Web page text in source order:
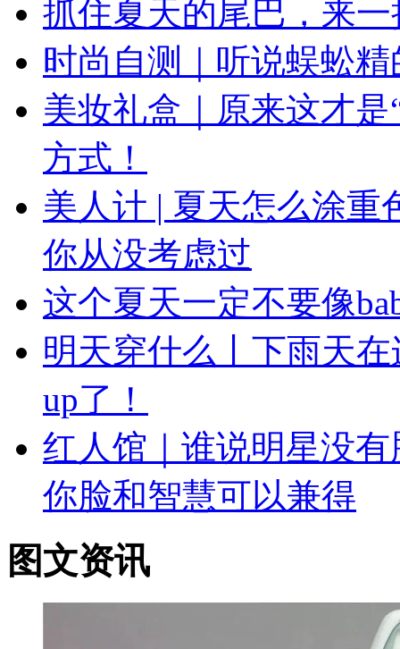
抓住夏天的尾巴，来
时尚自测｜听说蜈蚣
美妆礼盒｜原来这才
方式！
美人计 | 夏天怎么涂重
你从没考虑过
这个夏天一定不要像
明天穿什么丨下雨天
up了！
红人馆｜谁说明星没
你脸和智慧可以兼得
图文资讯